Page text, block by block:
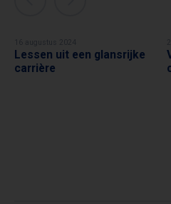
HANS VAN BREUKELEN
Lessen uit een glansrijke
carrière